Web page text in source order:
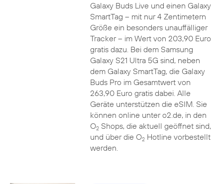
Galaxy Buds Live und einen Galaxy
SmartTag – mit nur 4 Zentimetern
Größe ein besonders unauffälliger
Tracker – im Wert von 203,90 Euro
gratis dazu. Bei dem Samsung
Galaxy S21 Ultra 5G sind, neben
dem Galaxy SmartTag, die Galaxy
Buds Pro im Gesamtwert von
263,90 Euro gratis dabei. Alle
Geräte unterstützen die eSIM. Sie
können online unter o2.de, in den
O2Shops, die aktuell geöffnet sind,
und über die O2Hotline vorbestellt
werden.